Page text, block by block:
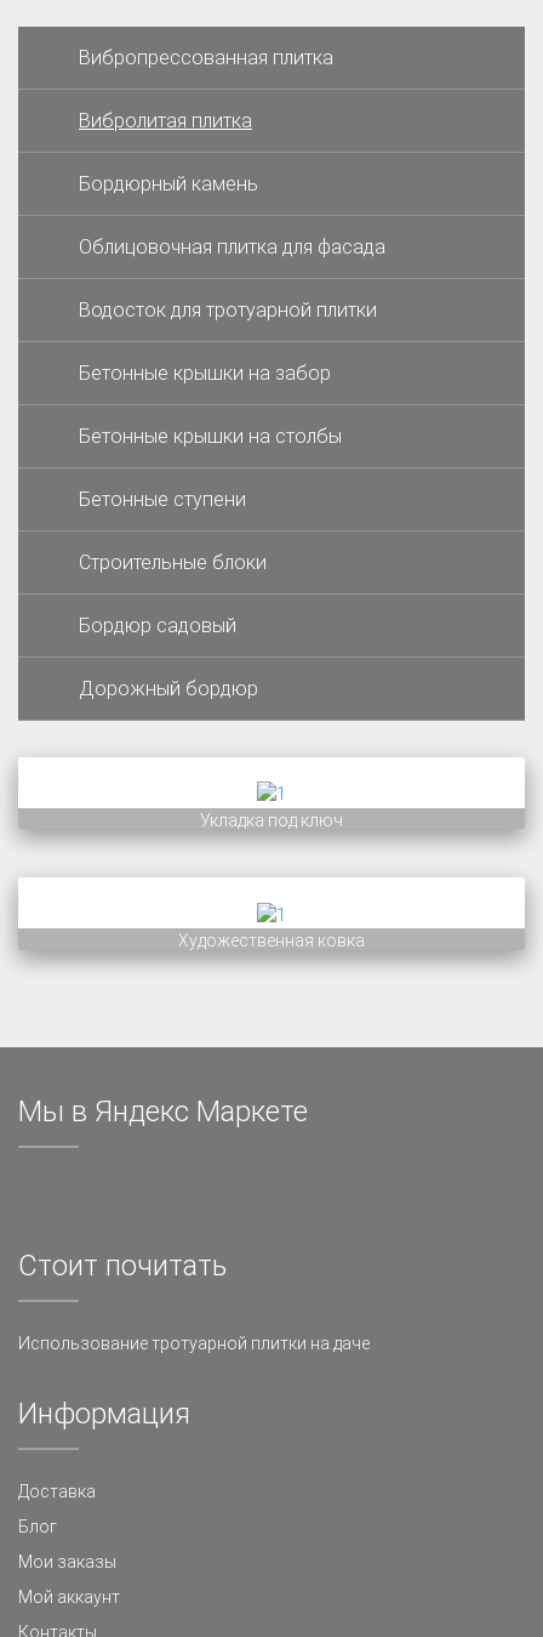
Вибропрессованная плитка
Вибролитая плитка
Бордюрный камень
Облицовочная плитка для фасада
Водосток для тротуарной плитки
Бетонные крышки на забор
Бетонные крышки на столбы
Бетонные ступени
Строительные блоки
Бордюр садовый
Дорожный бордюр
Укладка под ключ
от 1500 руб за м2
Художественная ковка
кованные изделия на заказ
Мы в Яндекс Маркете
Стоит почитать
Использование тротуарной плитки на даче
Информация
Доставка
Блог
Мои заказы
Мой аккаунт
Контакты